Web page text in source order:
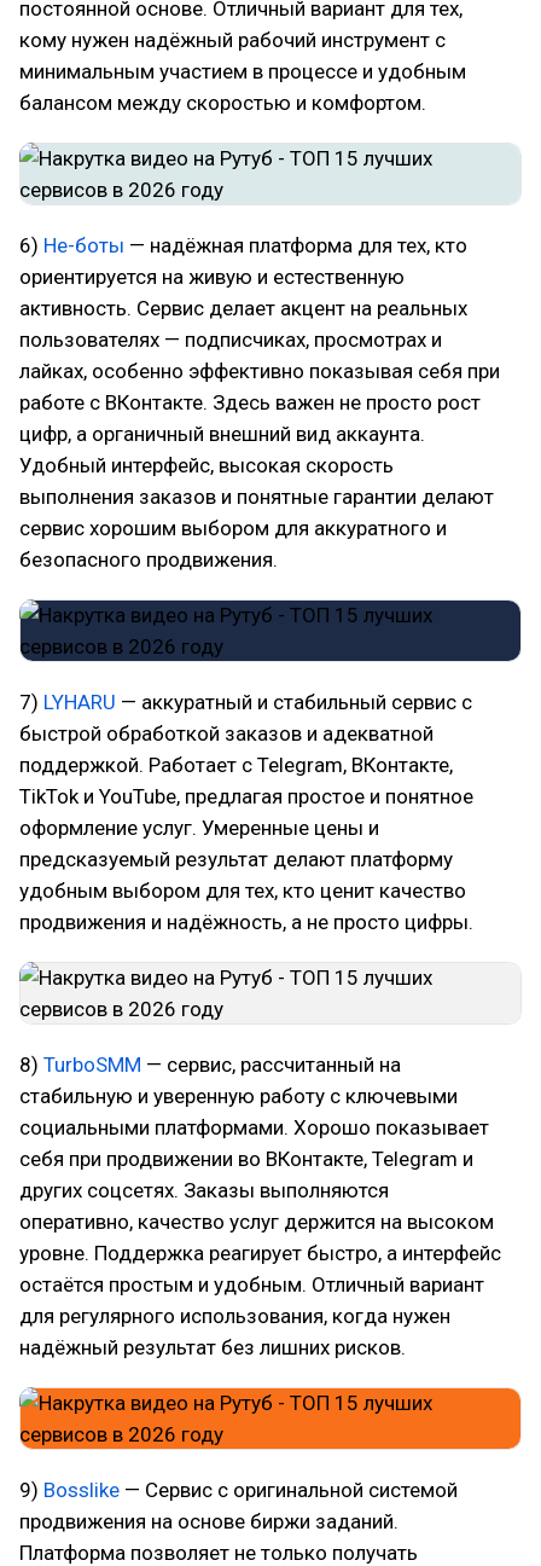
постоянной основе. Отличный вариант для тех,
кому нужен надёжный рабочий инструмент с
минимальным участием в процессе и удобным
балансом между скоростью и комфортом.
6) Не-боты — надёжная платформа для тех, кто
ориентируется на живую и естественную
активность. Сервис делает акцент на реальных
пользователях — подписчиках, просмотрах и
лайках, особенно эффективно показывая себя при
работе с ВКонтакте. Здесь важен не просто рост
цифр, а органичный внешний вид аккаунта.
Удобный интерфейс, высокая скорость
выполнения заказов и понятные гарантии делают
сервис хорошим выбором для аккуратного и
безопасного продвижения.
7) LYHARU — аккуратный и стабильный сервис с
быстрой обработкой заказов и адекватной
поддержкой. Работает с Telegram, ВКонтакте,
TikTok и YouTube, предлагая простое и понятное
оформление услуг. Умеренные цены и
предсказуемый результат делают платформу
удобным выбором для тех, кто ценит качество
продвижения и надёжность, а не просто цифры.
8) TurboSMM — сервис, рассчитанный на
стабильную и уверенную работу с ключевыми
социальными платформами. Хорошо показывает
себя при продвижении во ВКонтакте, Telegram и
других соцсетях. Заказы выполняются
оперативно, качество услуг держится на высоком
уровне. Поддержка реагирует быстро, а интерфейс
остаётся простым и удобным. Отличный вариант
для регулярного использования, когда нужен
надёжный результат без лишних рисков.
9) Bosslike — Сервис с оригинальной системой
продвижения на основе биржи заданий.
Платформа позволяет не только получать